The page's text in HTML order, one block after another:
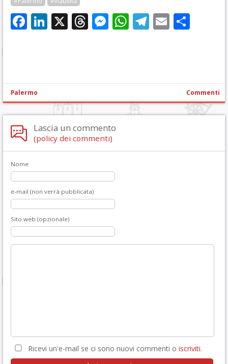
Facebook
LinkedIn
X Threads
Messenger
WhatsApp
Telegram
Email
Palermo Commenti
Lascia un commento
(policy dei commenti)
Nome
e-mail (non verrà pubblicata)
Sito web (opzionale)
Ricevi un'e-mail se ci sono nuovi commenti o iscriviti.